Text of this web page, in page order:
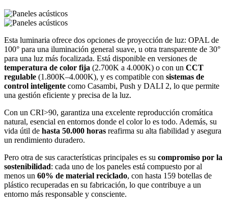
Esta luminaria ofrece dos opciones de proyección de luz: OPAL de
100° para una iluminación general suave, u otra transparente de 30°
para una luz más focalizada. Está disponible en versiones de
temperatura de color fija (2.700K a 4.000K) o con un CCT
regulable (1.800K–4.000K), y es compatible con sistemas de
control inteligente como Casambi, Push y DALI 2, lo que permite
una gestión eficiente y precisa de la luz.
Con un CRI>90, garantiza una excelente reproducción cromática
natural, esencial en entornos donde el color lo es todo. Además, su
vida útil de hasta 50.000 horas reafirma su alta fiabilidad y asegura
un rendimiento duradero.
Pero otra de sus características principales es su compromiso por la
sostenibilidad: cada uno de los paneles está compuesto por al
menos un 60% de material reciclado, con hasta 159 botellas de
plástico recuperadas en su fabricación, lo que contribuye a un
entorno más responsable y consciente.